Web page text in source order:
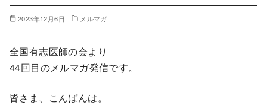
2023年12月6日 メルマガ
全国有志医師の会より
44回目のメルマガ発信です。
皆さま、こんばんは。